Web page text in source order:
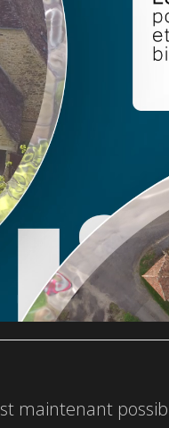
maintenant